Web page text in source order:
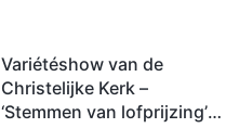
Variétéshow van de
Christelijke Kerk –
‘Stemmen van lofprijzing’,